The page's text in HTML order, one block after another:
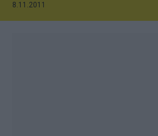
8.11.2011